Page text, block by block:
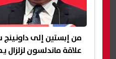
من إبستين إلى
علاقة ماندلسون لزلزال